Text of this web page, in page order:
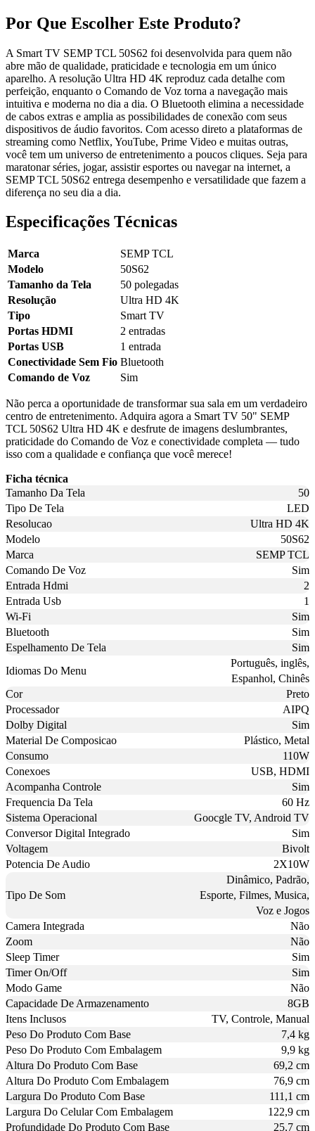
Por Que Escolher Este Produto?
A Smart TV SEMP TCL 50S62 foi desenvolvida para quem não
abre mão de qualidade, praticidade e tecnologia em um único
aparelho. A resolução Ultra HD 4K reproduz cada detalhe com
perfeição, enquanto o Comando de Voz torna a navegação mais
intuitiva e moderna no dia a dia. O Bluetooth elimina a necessidade
de cabos extras e amplia as possibilidades de conexão com seus
dispositivos de áudio favoritos. Com acesso direto a plataformas de
streaming como Netflix, YouTube, Prime Video e muitas outras,
você tem um universo de entretenimento a poucos cliques. Seja para
maratonar séries, jogar, assistir esportes ou navegar na internet, a
SEMP TCL 50S62 entrega desempenho e versatilidade que fazem a
diferença no seu dia a dia.
Especificações Técnicas
Marca
SEMP TCL
Modelo
50S62
Tamanho da Tela
50 polegadas
Resolução
Ultra HD 4K
Tipo
Smart TV
Portas HDMI
2 entradas
Portas USB
1 entrada
Conectividade Sem Fio Bluetooth
Comando de Voz
Sim
Não perca a oportunidade de transformar sua sala em um verdadeiro
centro de entretenimento. Adquira agora a Smart TV 50" SEMP
TCL 50S62 Ultra HD 4K e desfrute de imagens deslumbrantes,
praticidade do Comando de Voz e conectividade completa — tudo
isso com a qualidade e confiança que você merece!
Ficha técnica
Tamanho Da Tela
50
Tipo De Tela
LED
Resolucao
Ultra HD 4K
Modelo
50S62
Marca
SEMP TCL
Comando De Voz
Sim
Entrada Hdmi
2
Entrada Usb
1
Wi-Fi
Sim
Bluetooth
Sim
Espelhamento De Tela
Sim
Idiomas Do Menu
Português, inglês,
Espanhol, Chinês
Cor
Preto
Processador
AIPQ
Dolby Digital
Sim
Material De Composicao
Plástico, Metal
Consumo
110W
Conexoes
USB, HDMI
Acompanha Controle
Sim
Frequencia Da Tela
60 Hz
Sistema Operacional
Goocgle TV, Android TV
Conversor Digital Integrado
Sim
Voltagem
Bivolt
Potencia De Audio
2X10W
Tipo De Som
Dinâmico, Padrão,
Esporte, Filmes, Musica,
Voz e Jogos
Camera Integrada
Não
Zoom
Não
Sleep Timer
Sim
Timer On/Off
Sim
Modo Game
Não
Capacidade De Armazenamento
8GB
Itens Inclusos
TV, Controle, Manual
Peso Do Produto Com Base
7,4 kg
Peso Do Produto Com Embalagem
9,9 kg
Altura Do Produto Com Base
69,2 cm
Altura Do Produto Com Embalagem
76,9 cm
Largura Do Produto Com Base
111,1 cm
Largura Do Celular Com Embalagem
122,9 cm
Profundidade Do Produto Com Base
25,7 cm